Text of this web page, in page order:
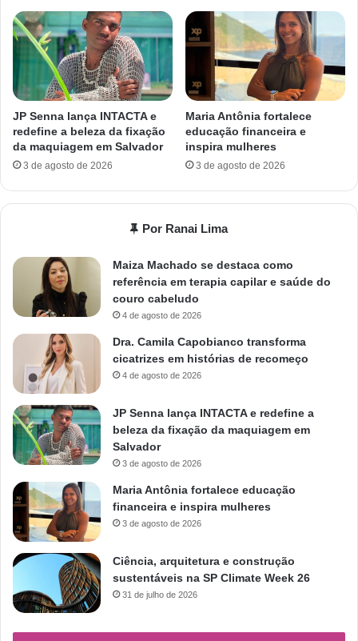
JP Senna lança INTACTA e
redefine a beleza da fixação
da maquiagem em Salvador
3 de agosto de 2026
Maria Antônia fortalece
educação financeira e
inspira mulheres
3 de agosto de 2026
Por Ranai Lima
Maiza Machado se destaca como
referência em terapia capilar e saúde do
couro cabeludo
4 de agosto de 2026
Dra. Camila Capobianco transforma
cicatrizes em histórias de recomeço
4 de agosto de 2026
JP Senna lança INTACTA e redefine a
beleza da fixação da maquiagem em
Salvador
3 de agosto de 2026
Maria Antônia fortalece educação
financeira e inspira mulheres
3 de agosto de 2026
Ciência, arquitetura e construção
sustentáveis na SP Climate Week 26
31 de julho de 2026